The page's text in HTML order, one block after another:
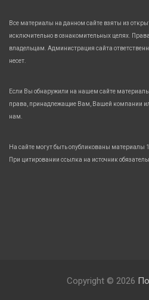
Все материалы на данном сайте взяты из
исключительно в ознакомительных целях.
владельцам. Администрация сайта
несет.
Если Вы обнаружили на нашем сайте
права, принадлежащие Вам, Вашей компании
нам.
На сайте могут быть опубликованы материалы
При цитировании ссылка на источник
Copyright © 2026